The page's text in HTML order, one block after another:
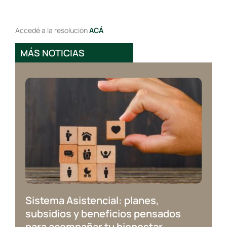
MÁS NOTICIAS
Sistema Asistencial: planes,
subsidios y beneficios pensados
Accedé a la resoluciónACÁ